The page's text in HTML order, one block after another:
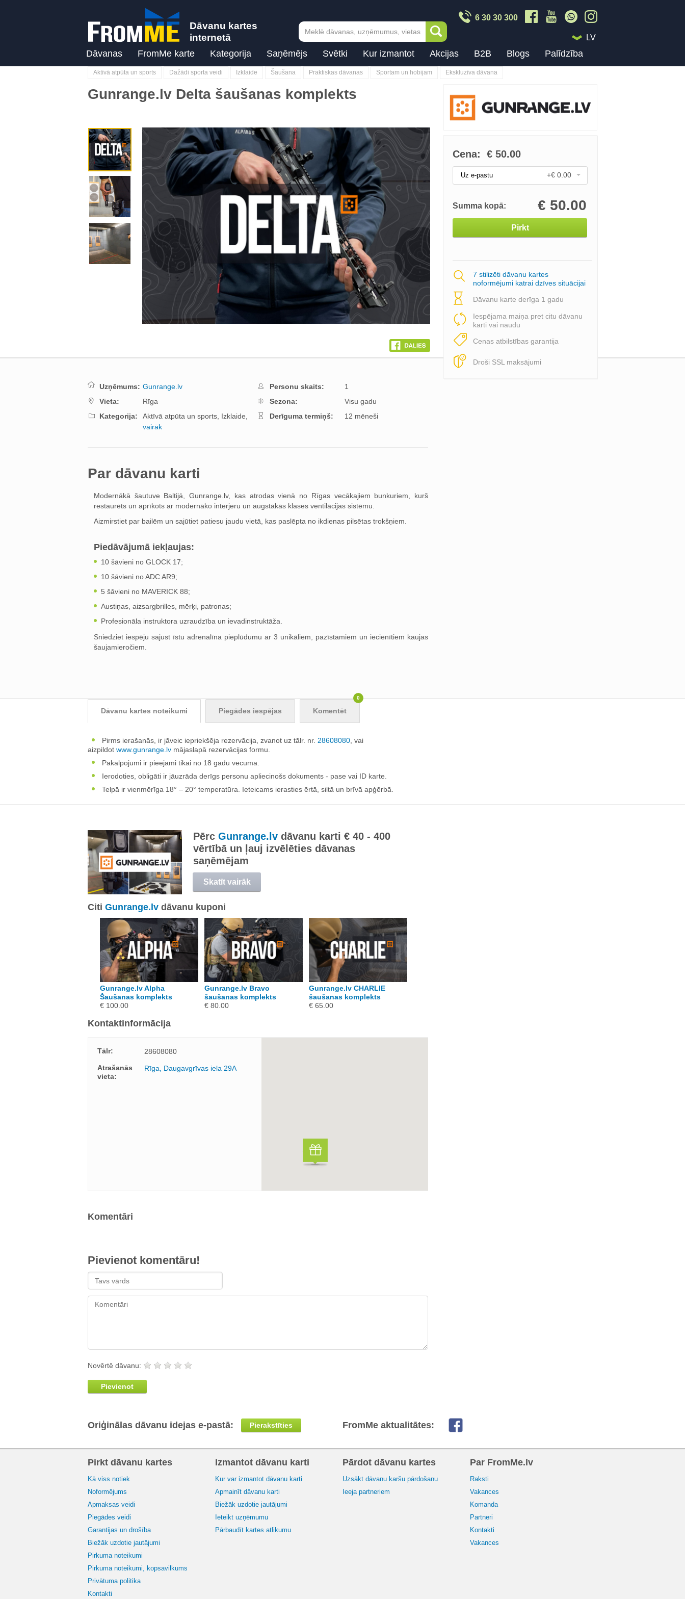
Dāvanu kartes
internetā
6 30 30 300
LV
Dāvanas FromMe karte Kategorija Saņēmējs Svētki Kur izmantot Akcijas B2B Blogs Palīdzība
Aktīvā atpūta un sports Dažādi sporta veidi Izklaide Šaušana Praktiskas dāvanas Sportam un hobijam Ekskluzīva dāvana
Gunrange.lv Delta šaušanas komplekts
Previous
Cena: € 50.00
Uz e-pastu +€ 0.00
Summa kopā: € 50.00
Pirkt
7 stilizēti dāvanu kartes
noformējumi katrai dzīves situācijai
Dāvanu karte derīga 1 gadu
Iespējama maiņa pret citu dāvanu
karti vai naudu
Cenas atbilstības garantija
Droši SSL maksājumi
Uzņēmums: Gunrange.lv
Vieta:
Rīga
Kategorija:
Aktīvā atpūta un sports, Izklaide,
vairāk
Personu skaits:
1
Sezona:
Visu gadu
Derīguma termiņš:
12 mēneši
Par dāvanu karti
Modernākā šautuve Baltijā, Gunrange.lv, kas atrodas vienā no Rīgas vecākajiem bunkuriem, kurš
restaurēts un aprīkots ar modernāko interjeru un augstākās klases ventilācijas sistēmu.
Aizmirstiet par bailēm un sajūtiet patiesu jaudu vietā, kas paslēpta no ikdienas pilsētas trokšņiem.
Piedāvājumā iekļaujas:
10 šāvieni no GLOCK 17;
10 šāvieni no ADC AR9;
5 šāvieni no MAVERICK 88;
Austiņas, aizsargbrilles, mērķi, patronas;
Profesionāla instruktora uzraudzība un ievadinstruktāža.
Sniedziet iespēju sajust īstu adrenalīna pieplūdumu ar 3 unikāliem, pazīstamiem un iecienītiem kaujas
šaujamieročiem.
Dāvanu kartes noteikumi Piegādes iespējas Komentēt
0
Pirms ierašanās, ir jāveic iepriekšēja rezervācija, zvanot uz tālr. nr. 28608080 , vai
aizpildot www.gunrange.lv mājaslapā rezervācijas formu.
Pakalpojumi ir pieejami tikai no 18 gadu vecuma.
Ierodoties, obligāti ir jāuzrāda derīgs personu apliecinošs dokuments - pase vai ID karte.
Telpā ir vienmērīga 18° – 20° temperatūra. Ieteicams ierasties ērtā, siltā un brīvā apģērbā.
Pērc Gunrange.lv dāvanu karti € 40 - 400
vērtībā un ļauj izvēlēties dāvanas
saņēmējam
Skatīt vairāk
Citi Gunrange.lv dāvanu kuponi
Gunrange.lv Alpha
Šaušanas komplekts
€ 100.00
Gunrange.lv Bravo
šaušanas komplekts
€ 80.00
Gunrange.lv CHARLIE
šaušanas komplekts
€ 65.00
Kontaktinformācija
Tālr:
28608080
Atrašanās
vieta:
Rīga, Daugavgrīvas iela 29A
Komentāri
Pievienot komentāru!
Novērtē dāvanu:
Pievienot
FromMe aktualitātes:
Oriģinālas dāvanu idejas e-pastā: Pierakstīties
Pirkt dāvanu kartes
Kā viss notiek
Noformējums
Apmaksas veidi
Piegādes veidi
Garantijas un drošība
Biežāk uzdotie jautājumi
Pirkuma noteikumi
Pirkuma noteikumi, kopsavilkums
Privātuma politika
Kontakti
Izmantot dāvanu karti
Kur var izmantot dāvanu karti
Apmainīt dāvanu karti
Biežāk uzdotie jautājumi
Ieteikt uzņēmumu
Pārbaudīt kartes atlikumu
Pārdot dāvanu kartes
Uzsākt dāvanu karšu pārdošanu
Ieeja partneriem
Par FromMe.lv
Raksti
Vakances
Komanda
Partneri
Kontakti
Vakances